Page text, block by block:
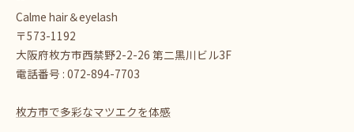
Calme hair＆eyelash
〒573-1192
大阪府枚方市西禁野2-2-26 第二黒川ビル3F
電話番号 : 072-894-7703
枚方市で多彩なマツエクを体感